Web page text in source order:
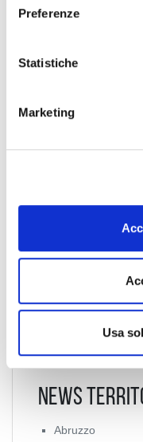
Preferenze
Statistiche
Marketing
Usa
Nome Associato
Collegio Regionale
News
Abruzzo